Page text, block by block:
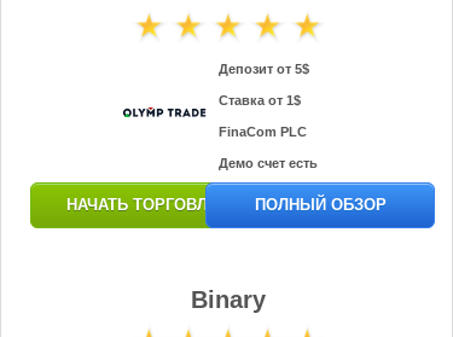
Депозит от 5$
Ставка от 1$
FinaCom PLC
Демо счет есть
НАЧАТЬ ТОРГОВЛЮ ПОЛНЫЙ ОБЗОР
Binary